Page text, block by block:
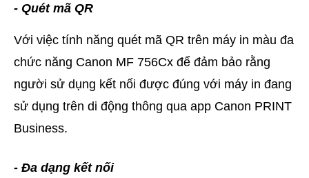
- Quét mã QR
Với việc tính năng quét mã QR trên máy in màu đa
chức năng Canon MF 756Cx để đảm bảo rằng
người sử dụng kết nối được đúng với máy in đang
sử dụng trên di động thông qua app Canon PRINT
Business.
- Đa dạng kết nối